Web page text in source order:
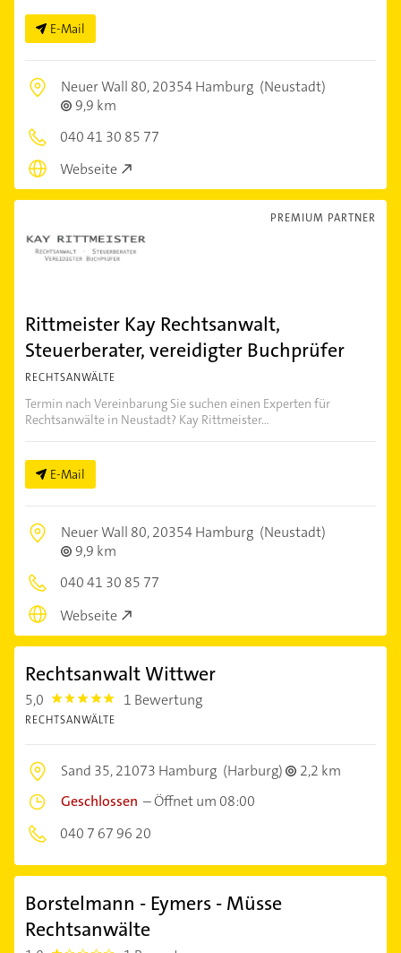
E-Mail
Neuer Wall 80,20354 Hamburg (Neustadt)
9,9 km
040 41 30 85 77
Webseite
PREMIUM PARTNER
Rittmeister Kay Rechtsanwalt,
Steuerberater, vereidigter Buchprüfer
RECHTSANWÄLTE
Termin nach Vereinbarung Sie suchen einen Experten für
Rechtsanwälte in Neustadt? Kay Rittmeister...
E-Mail
Neuer Wall 80,20354 Hamburg (Neustadt)
9,9 km
040 41 30 85 77
Webseite
Rechtsanwalt Wittwer
5,0 5.0 1 Bewertung
RECHTSANWÄLTE
Sand 35,21073 Hamburg (Harburg)
2,2 km
Geschlossen –Öffnet um 08:00
040 7 67 96 20
Borstelmann - Eymers - Müsse
Rechtsanwälte